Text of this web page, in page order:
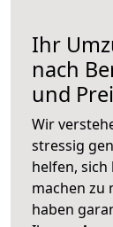
Ihr
nach
und
Wir
stressig
helfen, sich
machen zu
haben